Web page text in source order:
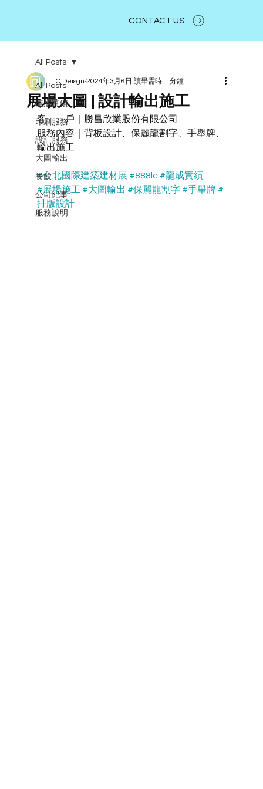
CONTACT US
All Posts
龍成實績
印刷服務
設計服務
大圖輸出
餐飲
公司紀事
服務說明
All Posts
展場大圖 | 設計輸出施工
LC.Deisgn 2024年3月6日 讀畢需時 1 分鐘
客　　戶｜勝昌欣業股份有限公司
服務內容｜背板設計、保麗龍割字、手舉牌、
輸出施工
#台北國際建築建材展 #888lc #龍成實績
#展場施工
#大圖輸出 #保麗龍割字 #手舉牌 #
排版設計